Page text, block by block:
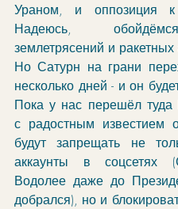
Ураном, и оппозиция к
Надеюсь,
землетрясений и ракетных
Но Сатурн на грани
несколько дней - и он
Пока у нас перешёл туда
с радостным известием
будут запрещать не
аккаунты в соцсетях
Водолее даже до
добрался), но и